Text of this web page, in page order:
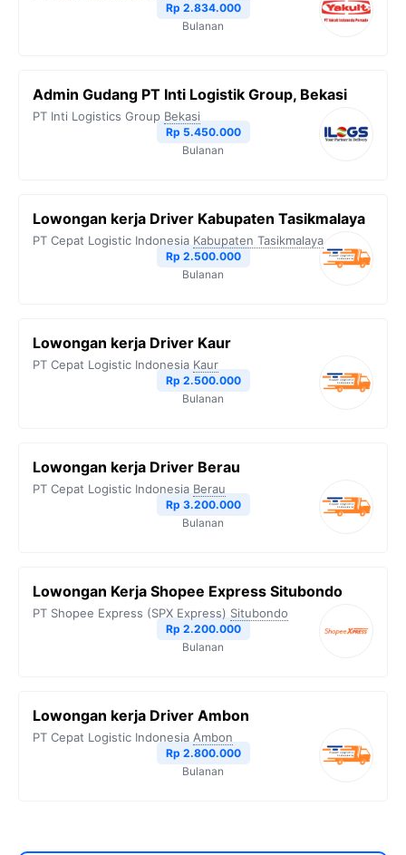
Rp 2.834.000
Bulanan
Admin Gudang PT Inti Logistik Group, Bekasi
PT Inti Logistics Group Bekasi
Rp 5.450.000
Bulanan
Lowongan kerja Driver Kabupaten Tasikmalaya
PT Cepat Logistic Indonesia Kabupaten Tasikmalaya
Rp 2.500.000
Bulanan
Lowongan kerja Driver Kaur
PT Cepat Logistic Indonesia Kaur
Rp 2.500.000
Bulanan
Lowongan kerja Driver Berau
PT Cepat Logistic Indonesia Berau
Rp 3.200.000
Bulanan
Lowongan Kerja Shopee Express Situbondo
PT Shopee Express (SPX Express) Situbondo
Rp 2.200.000
Bulanan
Lowongan kerja Driver Ambon
PT Cepat Logistic Indonesia Ambon
Rp 2.800.000
Bulanan